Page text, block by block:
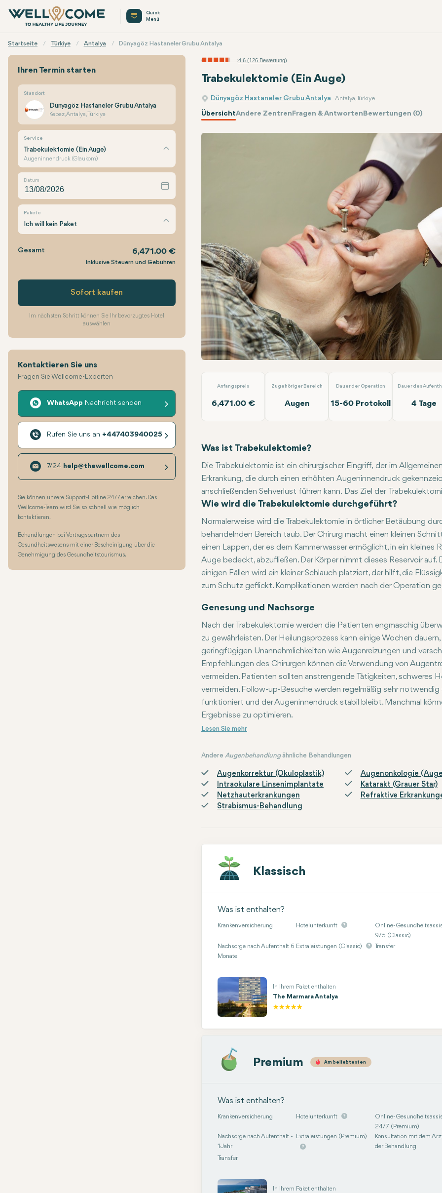
Quick
Menü
Startseite Türkiye Antalya Dünyagöz Hastaneler Grubu Antalya
4.6 (126 Bewertung)
Trabekulektomie (Ein Auge)
Dünyagöz Hastaneler Grubu Antalya Antalya, Türkiye
ÜbersichtAndere ZentrenFragen & AntwortenBewertungen (0)
Anfangspreis
6,471.00 €
Zugehöriger Bereich
Augen
Dauer der Operation
15-60 Protokoll
Dauer des
4 Tage
Was ist Trabekulektomie?
Die Trabekulektomie ist ein chirurgischer Eingriff, der im
Erkrankung, die durch einen erhöhten Augeninnendruck
anschließenden Sehverlust führen kann. Das Ziel der
Weg geschaffen wird, über den Kammerwasser aus dem Auge
empfohlen, in denen alle anderen Behandlungen mit
Druckkontrolle nicht erfolgreich ist. Die Trabekulektomie verhindert
bessere Flüssigkeitsdrainage sorgt und so das Sehvermögen erhält.
Wie wird die Trabekulektomie durchgeführt?
Normalerweise wird die Trabekulektomie in örtlicher Betäubung
behandelnden Bereich taub. Der Chirurg macht einen kleinen
einen Lappen, der es dem Kammerwasser ermöglicht, in ein
Auge bedeckt, abzufließen. Der Körper nimmt dieses Reservoir
einigen Fällen wird ein kleiner Schlauch platziert, der hilft, die
zum Schutz geflickt. Komplikationen werden nach der Operation
Genesung und Nachsorge
Nach der Trabekulektomie werden die Patienten engmaschig
zu gewährleisten. Der Heilungsprozess kann einige Wochen
geringfügigen Unannehmlichkeiten wie Augenreizungen und
Empfehlungen des Chirurgen können die Verwendung von
vermeiden. Patienten sollten anstrengende Tätigkeiten, schweres
vermeiden. Follow-up-Besuche werden regelmäßig sehr
funktioniert und der Augeninnendruck stabil bleibt. Manchmal
Ergebnisse zu optimieren.
Andere Augenbehandlungähnliche Behandlungen
Augenkorrektur (Okuloplastik) Augenonkologie
Intraokulare Linsenimplantate
Katarakt (Grauer Star)
Netzhauterkrankungen
Refraktive
Strabismus-Behandlung
Klassisch
Was ist enthalten?
Krankenversicherung Hotelunterkunft
Online-
9/5 (Classic)
Nachsorge nach Aufenthalt 6
Monate
Extraleistungen (Classic) Transfer
In Ihrem Paket enthalten
The Marmara Antalya
Premium Am beliebtesten
Was ist enthalten?
Krankenversicherung Hotelunterkunft
Online-
24/7 (Premium)
Nachsorge nach Aufenthalt -
1 Jahr
Extraleistungen (Premium)
Konsultation mit dem
der Behandlung
Transfer
In Ihrem Paket enthalten
Ihren Termin starten
Standort
Dünyagöz Hastaneler Grubu Antalya
Kepez, Antalya, Türkiye
Service
Trabekulektomie (Ein Auge)
Augeninnendruck (Glaukom)
Datum
Pakete
Ich will kein Paket
Gesamt 6,471.00 €
Inklusive Steuern und Gebühren
Sofort kaufen
Im nächsten Schritt können Sie Ihr bevorzugtes Hotel
auswählen
Kontaktieren Sie uns
Fragen Sie Wellcome-Experten
WhatsApp Nachricht senden
Rufen Sie uns an +447403940025
7/24 help@thewellcome.com
Sie können unsere Support-Hotline 24/7 erreichen. Das
Wellcome-Team wird Sie so schnell wie möglich
kontaktieren.
Behandlungen bei Vertragspartnern des
Gesundheitswesens mit einer Bescheinigung über die
Genehmigung des Gesundheitstourismus.